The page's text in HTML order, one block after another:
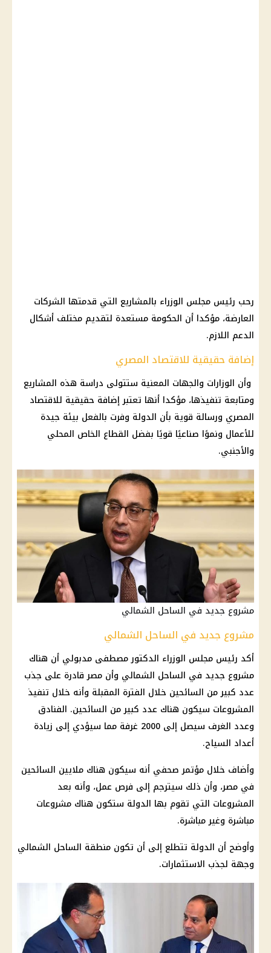
رحب رئيس مجلس الوزراء بالمشاريع التي قدمتها الشركات
العارضة، مؤكدا أن الحكومة مستعدة لتقديم مختلف أشكال
الدعم اللازم.
إضافة حقيقية للاقتصاد المصري
وأن الوزارات والجهات المعنية ستتولى دراسة هذه المشاريع
ومتابعة تنفيذها، مؤكدا أنها تعتبر إضافة حقيقية للاقتصاد
المصري ورسالة قوية بأن الدولة وفرت بالفعل بيئة جيدة
للأعمال ونموًا صناعيًا قويًا بفضل القطاع الخاص المحلي
والأجنبي.
مشروع جديد في الساحل الشمالي
مشروع جديد في الساحل الشمالي
أكد رئيس مجلس الوزراء الدكتور مصطفى مدبولي أن هناك
مشروع جديد في الساحل الشمالي وأن مصر قادرة على جذب
عدد كبير من السائحين خلال الفترة المقبلة وأنه خلال تنفيذ
المشروعات سيكون هناك عدد كبير من السائحين. الفنادق
وعدد الغرف سيصل إلى 2000 غرفة مما سيؤدي إلى زيادة
أعداد السياح.
وأضاف خلال مؤتمر صحفي أنه سيكون هناك ملايين السائحين
في مصر، وأن ذلك سيترجم إلى فرص عمل، وأنه بعد
المشروعات التي تقوم بها الدولة ستكون هناك مشروعات
مباشرة وغير مباشرة.
وأوضح أن الدولة تتطلع إلى أن تكون منطقة الساحل الشمالي
وجهة لجذب الاستثمارات.